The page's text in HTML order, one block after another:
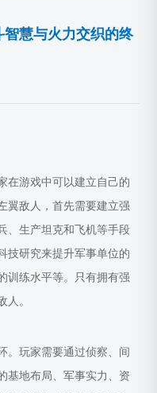
慧与火力交织的终
在游戏中可以建立自己的
翼敌人，首先需要建立强
、生产坦克和飞机等手段
技研究来提升军事单位的
训练水平等。只有拥有强
人。
。玩家需要通过侦察、间
基地布局、军事实力、资